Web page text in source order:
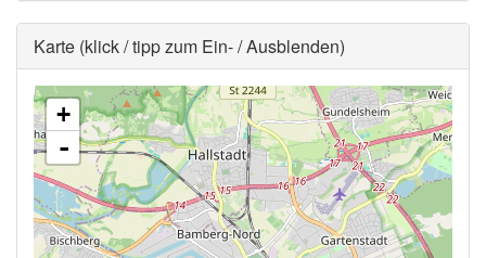
Ausblenden
Karte (klick / tipp zum Ein- / Ausblenden)
+
-